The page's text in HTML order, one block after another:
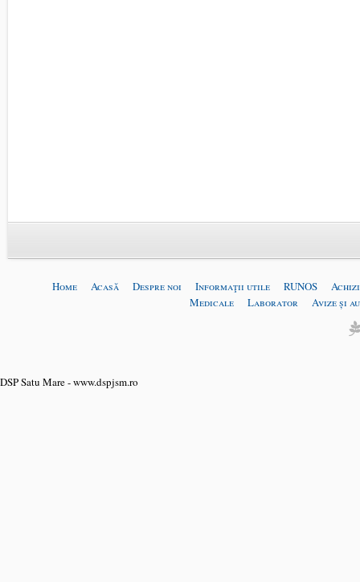
Home Acasă Despre noi Informaţii utile RUNOS
Medicale
Laborator Avize și
DSP Satu Mare - www.dspjsm.ro